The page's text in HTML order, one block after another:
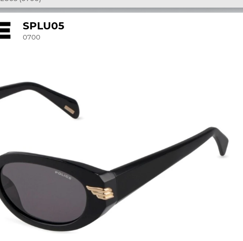
SPLU05
0700